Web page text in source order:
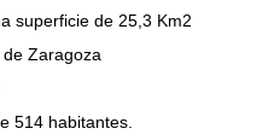
superficie de 25,3 Km2
Zaragoza
514 habitantes.